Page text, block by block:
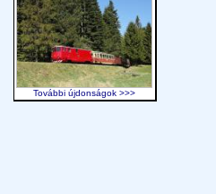
További újdonságok >>>